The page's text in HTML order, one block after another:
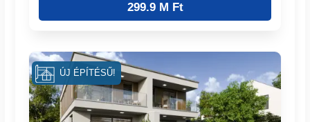
299.9 M Ft
ÚJ ÉPÍTÉSŰ!